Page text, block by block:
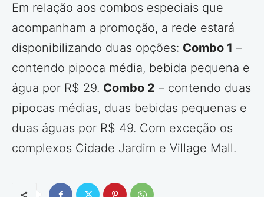
Em relação aos combos especiais que
acompanham a promoção, a rede estará
disponibilizando duas opções: Combo 1 –
contendo pipoca média, bebida pequena e
água por R$ 29. Combo 2 – contendo duas
pipocas médias, duas bebidas pequenas e
duas águas por R$ 49. Com exceção os
complexos Cidade Jardim e Village Mall.